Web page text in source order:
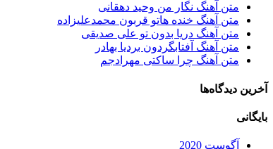
متن آهنگ نگار من وحید دهقانی
متن آهنگ خنده هاتو قربون محمدعلیزاده
متن آهنگ دریا بدون تو علی صدیقی
متن آهنگ آفتابگردون بردیا بهادر
متن آهنگ چرا ساکتی مهرادجم
آخرین دیدگاه‌ها
بایگانی
آگوست 2020